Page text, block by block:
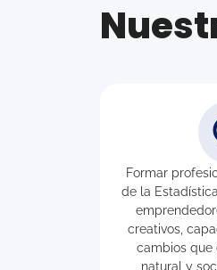
Formar
de la
creativos,
cambios que
natural y